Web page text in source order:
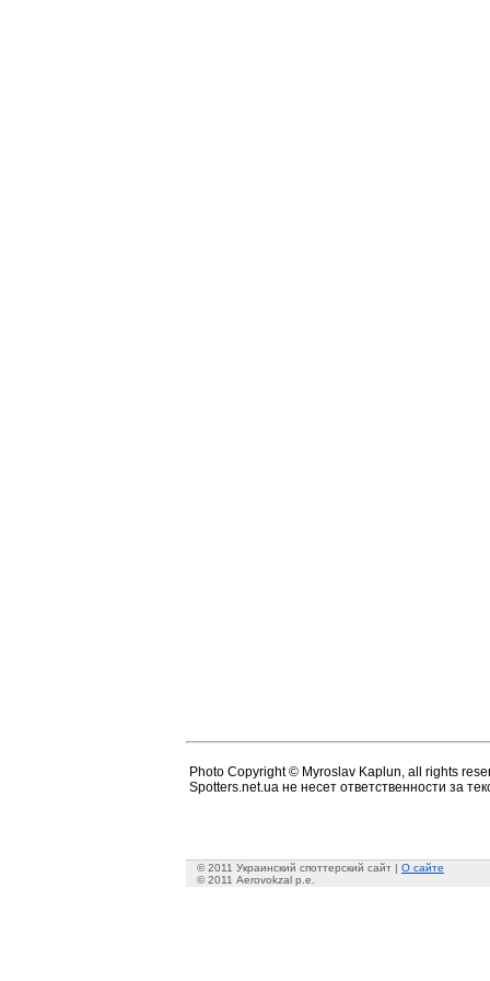
Photo Copyright © Myroslav Kaplun, all rights
Spotters.net.ua не несет ответственности за
© 2011 Украинский споттерский сайт | О сайте
© 2011 Aerovokzal p.e.